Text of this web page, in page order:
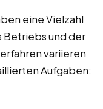
eine Vielzahl
Betriebs und der
variieren
Aufgaben: